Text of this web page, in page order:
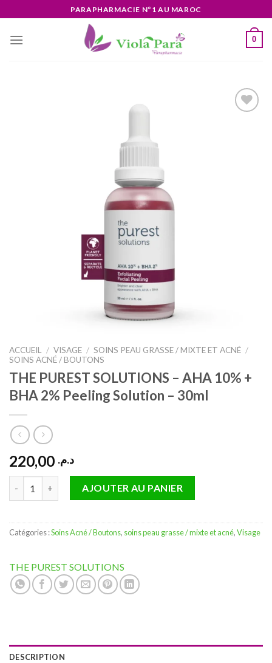
to
content
PARAPHARMACIE N°1 AU MAROC
0
ACCUEIL / VISAGE / SOINS PEAU GRASSE / MIXTE ET ACNÉ /
SOINS ACNÉ / BOUTONS
THE PUREST SOLUTIONS – AHA 10% +
BHA 2% Peeling Solution – 30ml
د.م.
quantité de THE PUREST SOLUTIONS - AHA 10% + BHA 2%
AJOUTER AU PANIER
Catégories :Soins Acné / Boutons, soins peau grasse / mixte et acné,Visage
THE PUREST SOLUTIONS
DESCRIPTION